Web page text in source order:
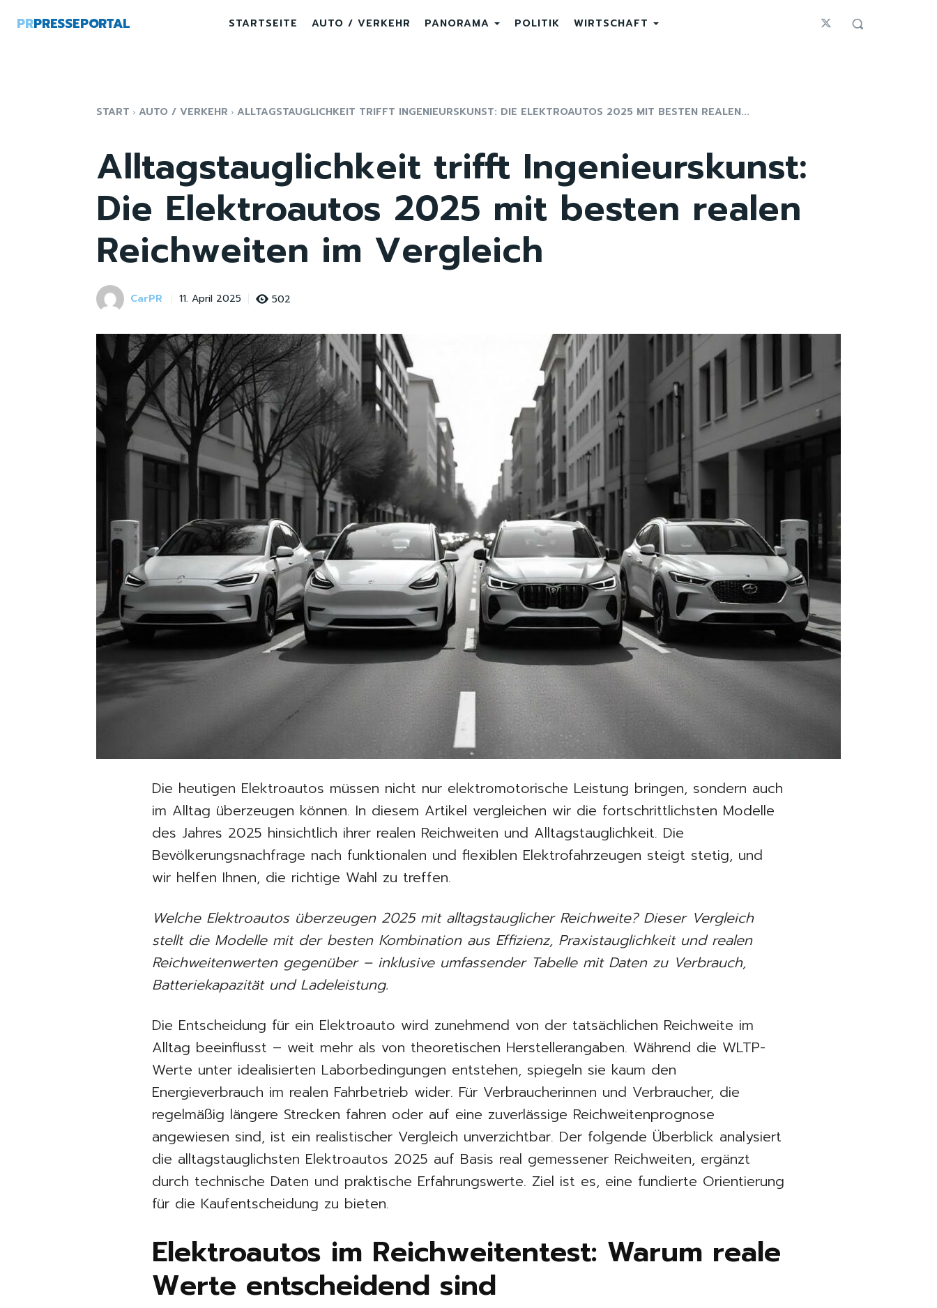
PRPRESSEPORTAL STARTSEITE AUTO / VERKEHR PANORAMA POLITIK WIRTSCHAFT
START AUTO / VERKEHR ALLTAGSTAUGLICHKEIT TRIFFT INGENIEURSKUNST: DIE ELEKTROAUTOS 2025 MIT BESTEN REALEN...
Alltagstauglichkeit trifft Ingenieurskunst:
Die Elektroautos 2025 mit besten realen
Reichweiten im Vergleich
CarPR 11. April 2025 502
Die heutigen Elektroautos müssen nicht nur elektromotorische Leistung bringen, sondern auch
im Alltag überzeugen können. In diesem Artikel vergleichen wir die fortschrittlichsten Modelle
des Jahres 2025 hinsichtlich ihrer realen Reichweiten und Alltagstauglichkeit. Die
Bevölkerungsnachfrage nach funktionalen und flexiblen Elektrofahrzeugen steigt stetig, und
wir helfen Ihnen, die richtige Wahl zu treffen.
Welche Elektroautos überzeugen 2025 mit alltagstauglicher Reichweite? Dieser Vergleich
stellt die Modelle mit der besten Kombination aus Effizienz, Praxistauglichkeit und realen
Reichweitenwerten gegenüber – inklusive umfassender Tabelle mit Daten zu Verbrauch,
Batteriekapazität und Ladeleistung.
Die Entscheidung für ein Elektroauto wird zunehmend von der tatsächlichen Reichweite im
Alltag beeinflusst – weit mehr als von theoretischen Herstellerangaben. Während die WLTP-
Werte unter idealisierten Laborbedingungen entstehen, spiegeln sie kaum den
Energieverbrauch im realen Fahrbetrieb wider. Für Verbraucherinnen und Verbraucher, die
regelmäßig längere Strecken fahren oder auf eine zuverlässige Reichweitenprognose
angewiesen sind, ist ein realistischer Vergleich unverzichtbar. Der folgende Überblick analysiert
die alltagstauglichsten Elektroautos 2025 auf Basis real gemessener Reichweiten, ergänzt
durch technische Daten und praktische Erfahrungswerte. Ziel ist es, eine fundierte Orientierung
für die Kaufentscheidung zu bieten.
Elektroautos im Reichweitentest: Warum reale
Werte entscheidend sind